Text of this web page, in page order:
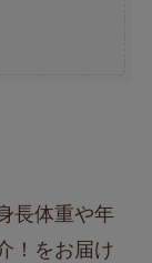
長体重や年
！をお届け